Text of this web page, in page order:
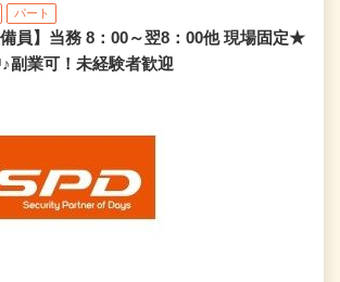
パート
備員】当務 8：00～翌8：00他 現場固定★
副業可！未経験者歓迎